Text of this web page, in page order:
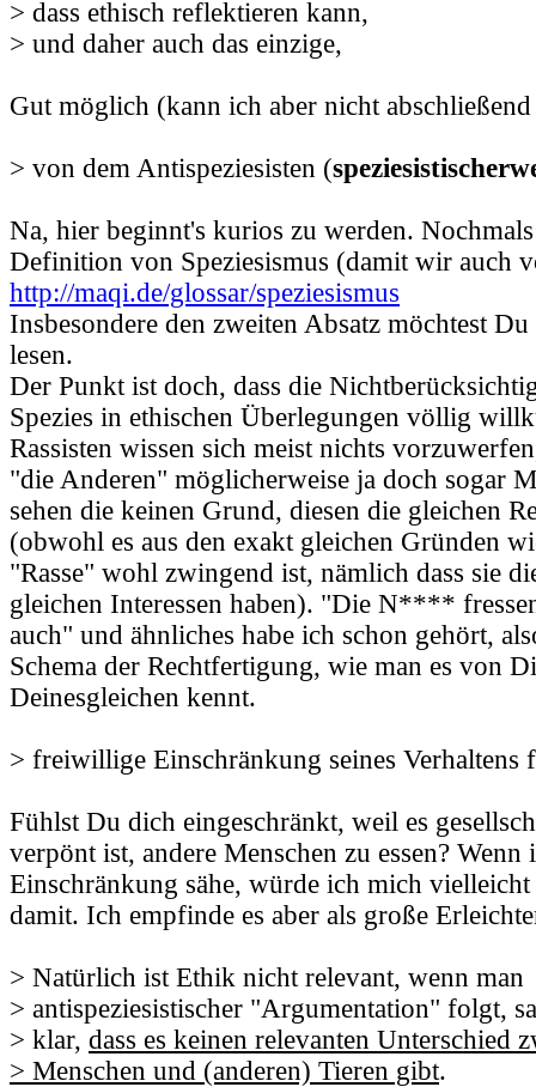
> dass ethisch reflektieren kann,
> und daher auch das einzige,
Gut möglich (kann ich aber nicht
> von dem Antispeziesisten (
Na, hier beginnt's kurios zu werden.
Definition von Speziesismus (damit wir auch
http://maqi.de/glossar/speziesismus
Insbesondere den zweiten Absatz möchtest
lesen.
Der Punkt ist doch, dass die
Spezies in ethischen Überlegungen völlig
Rassisten wissen sich meist nichts
"die Anderen" möglicherweise ja doch sogar
sehen die keinen Grund, diesen die gleichen
(obwohl es aus den exakt gleichen Gründen
"Rasse" wohl zwingend ist, nämlich dass sie
gleichen Interessen haben). "Die N****
auch" und ähnliches habe ich schon gehört,
Schema der Rechtfertigung, wie man es von
Deinesgleichen kennt.
> freiwillige Einschränkung seines Verhaltens
Fühlst Du dich eingeschränkt, weil es
verpönt ist, andere Menschen zu essen? Wenn
Einschränkung sähe, würde ich mich
damit. Ich empfinde es aber als große
> Natürlich ist Ethik nicht relevant, wenn man
> antispeziesistischer "Argumentation" folgt,
> klar, dass es keinen relevanten Unterschied
> Menschen und (anderen) Tieren gibt.